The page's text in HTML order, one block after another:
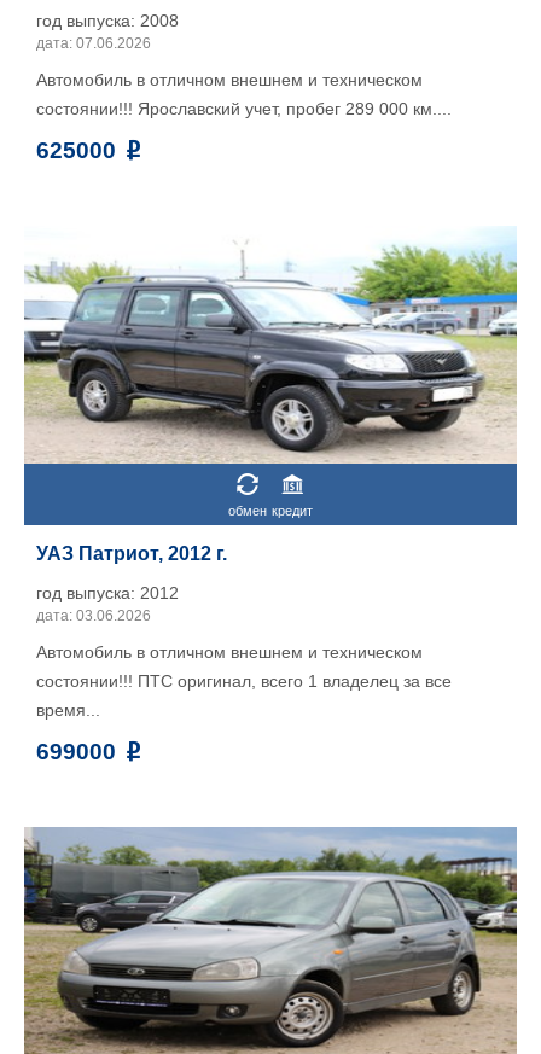
год выпуска: 2008
дата: 07.06.2026
Автомобиль в отличном внешнем и техническом
состоянии!!! Ярославский учет, пробег 289 000 км....
625000
обмен кредит
УАЗ Патриот, 2012 г.
год выпуска: 2012
дата: 03.06.2026
Автомобиль в отличном внешнем и техническом
состоянии!!! ПТС оригинал, всего 1 владелец за все
время...
699000